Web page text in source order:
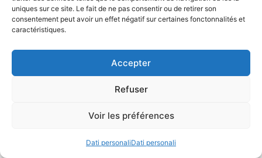
uniques sur ce site. Le fait de ne pas consentir ou de retirer son
consentement peut avoir un effet négatif sur certaines fonctonnalités et
caractéristiques.
Accepter
Refuser
Voir les préférences
Dati personaliDati personali
Vente voilier Jeanneau Symphonie
1982
La Rochelle
19,000.00€
gratuitement